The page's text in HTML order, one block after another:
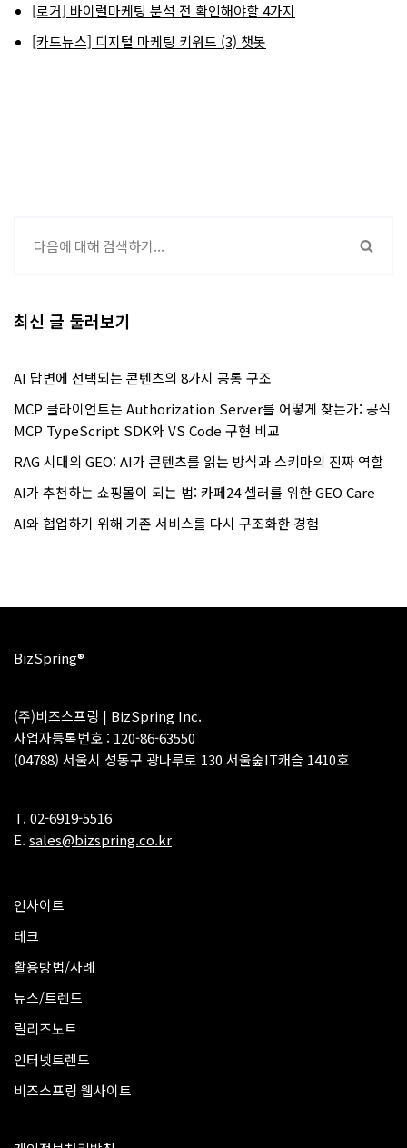
[로거] 바이럴마케팅 분석 전 확인해야할 4가지
[카드뉴스] 디지털 마케팅 키워드 (3) 챗봇
최신 글 둘러보기
AI 답변에 선택되는 콘텐츠의 8가지 공통 구조
MCP 클라이언트는 Authorization Server를 어떻게 찾는가: 공식
MCP TypeScript SDK와 VS Code 구현 비교
RAG 시대의 GEO: AI가 콘텐츠를 읽는 방식과 스키마의 진짜 역할
AI가 추천하는 쇼핑몰이 되는 법: 카페24 셀러를 위한 GEO Care
AI와 협업하기 위해 기존 서비스를 다시 구조화한 경험
BizSpring®
(주)비즈스프링 | BizSpring Inc.
사업자등록번호 : 120-86-63550
(04788) 서울시 성동구 광나루로 130 서울숲IT캐슬 1410호
T. 02-6919-5516
E. sales@bizspring.co.kr
인사이트
테크
활용방법/사례
뉴스/트렌드
릴리즈노트
인터넷트렌드
비즈스프링 웹사이트